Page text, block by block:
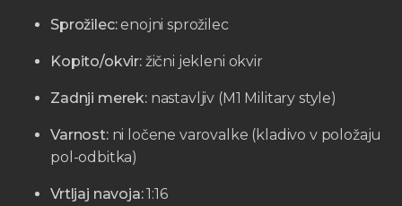
Sprožilec:enojni sprožilec
Kopito/okvir:žični jekleni okvir
Zadnji merek:nastavljiv (M1 Military style)
Varnost:ni ločene varovalke (kladivo v položaju
pol-odbitka)
Vrtljaj navoja:1:16